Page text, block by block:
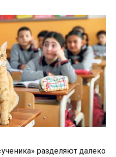
разделяют далеко